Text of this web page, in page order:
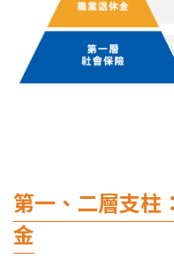
第一、二層支柱
金